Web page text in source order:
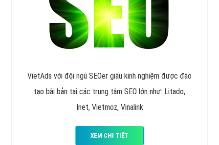
VietAds với đội ngũ SEOer giàu kinh nghiệm được đào
tạo bài bản tại các trung tâm SEO lớn như: Litado,
Inet, Vietmoz, Vinalink
XEM CHI TIẾT